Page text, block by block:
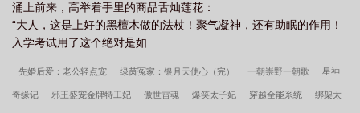
涌上前来，高举着手里的商品舌灿莲花：
“大人，这是上好的黑檀木做的法杖！聚气凝神，还有助眠的作用！
入学考试用了这个绝对是如...
先婚后爱：老公轻点宠 绿茵冤家：银月天使心（完） 一朝崇野一朝歌 星神
奇缘记 邪王盛宠金牌特工妃 傲世雷魂 爆笑太子妃 穿越全能系统 绑架太